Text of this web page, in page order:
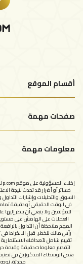
أقسام الموقع
التحليلات الفنية
صفحات مهمة
اتصل بنا
معلومات مهمة
شروط الاستخدام
خسائر أو أضرار قد تحدث نتيجة
السوق والتحليلات وإشارات
في الوقت الحقيقي أو دقيقة
العملات على الهامش على
المهم ملاحظة أن التداول
رأس مالك للخطر. قبل الانخراط في
تقييم شامل لأهدافك
لتقديم معلومات دقيقة وقيمة
بعض الوسطاء المذكورين في
محدثة،